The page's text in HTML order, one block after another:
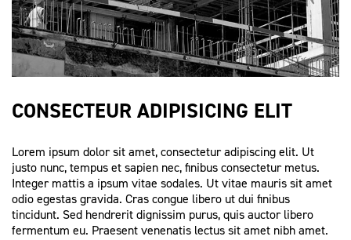
CONSECTEUR ADIPISICING ELIT
Lorem ipsum dolor sit amet, consectetur adipiscing elit. Ut
justo nunc, tempus et sapien nec, finibus consectetur metus.
Integer mattis a ipsum vitae sodales. Ut vitae mauris sit amet
odio egestas gravida. Cras congue libero ut dui finibus
tincidunt. Sed hendrerit dignissim purus, quis auctor libero
fermentum eu. Praesent venenatis lectus sit amet nibh amet.